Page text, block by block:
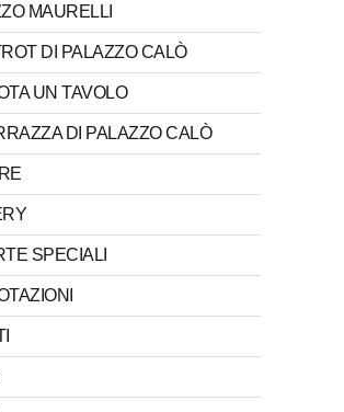
MAURELLI
DI PALAZZO CALÒ
UN TAVOLO
DI PALAZZO CALÒ
SPECIALI